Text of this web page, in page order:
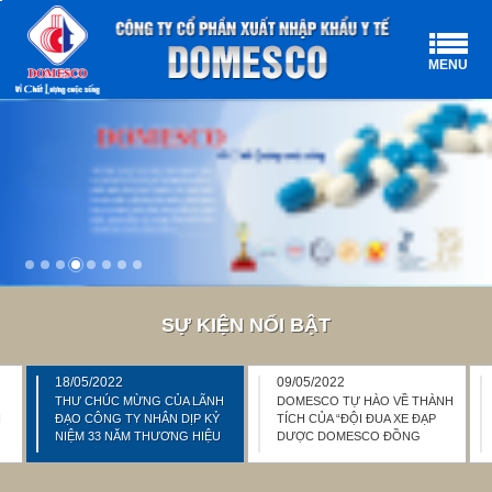
MENU
SỰ KIỆN NỔI BẬT
18/05/2022
THƯ CHÚC MỪNG CỦA LÃNH
ĐẠO CÔNG TY NHÂN DỊP KỶ
NIỆM 33 NĂM THƯƠNG HIỆU
09/05/2022
DOMESCO TỰ HÀO VỀ THÀNH
TÍCH CỦA “ĐỘI ĐUA XE ĐẠP
DƯỢC DOMESCO ĐỒNG